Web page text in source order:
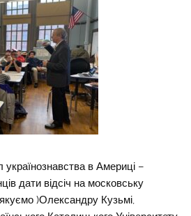
в Америці –
дати відсіч на московську
)Олександру Кузьмі,